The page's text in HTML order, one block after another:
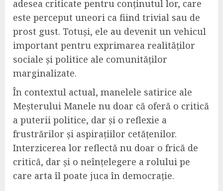
adesea criticate pentru conținutul lor, care
este perceput uneori ca fiind trivial sau de
prost gust. Totuși, ele au devenit un vehicul
important pentru exprimarea realităților
sociale și politice ale comunităților
marginalizate.
În contextul actual, manelele satirice ale
Meșterului Manele nu doar că oferă o critică
a puterii politice, dar și o reflexie a
frustrărilor și aspirațiilor cetățenilor.
Interzicerea lor reflectă nu doar o frică de
critică, dar și o neînțelegere a rolului pe
care arta îl poate juca în democrație.